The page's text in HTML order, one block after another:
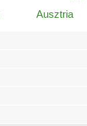
Ausztria